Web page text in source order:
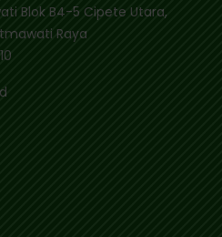
Blok B4-5 Cipete Utara,
Raya